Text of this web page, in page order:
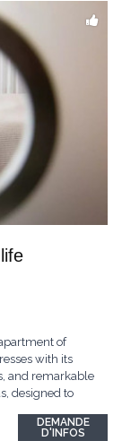
of
with its
and remarkable
designed to
also have
DEMANDE
D'INFOS